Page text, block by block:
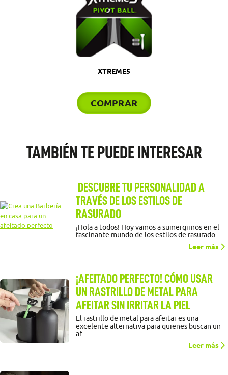
XTREME5
COMPRAR
TAMBIÉN TE PUEDE INTERESAR
DESCUBRE TU PERSONALIDAD A
TRAVÉS DE LOS ESTILOS DE
RASURADO
¡Hola a todos! Hoy vamos a sumergirnos en el
fascinante mundo de los estilos de rasurado...
Leer más
¡AFEITADO PERFECTO! CÓMO USAR
UN RASTRILLO DE METAL PARA
AFEITAR SIN IRRITAR LA PIEL
El rastrillo de metal para afeitar es una
excelente alternativa para quienes buscan un
af...
Leer más